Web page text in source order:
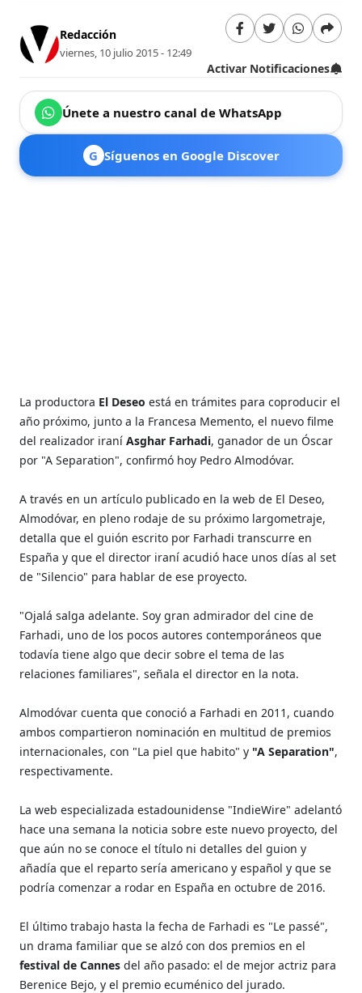
Redacción
viernes, 10 julio 2015 - 12:49
Activar Notificaciones
Únete a nuestro canal de WhatsApp
G Síguenos en Google Discover
La productora El Deseo está en trámites para coproducir el
año próximo, junto a la Francesa Memento, el nuevo filme
del realizador iraníAsghar Farhadi, ganador de un Óscar
por "A Separation", confirmó hoy Pedro Almodóvar.
A través en un artículo publicado en la web de El Deseo,
Almodóvar, en pleno rodaje de su próximo largometraje,
detalla que el guión escrito por Farhadi transcurre en
España y que el director iraní acudió hace unos días al set
de "Silencio" para hablar de ese proyecto.
"Ojalá salga adelante. Soy gran admirador del cine de
Farhadi, uno de los pocos autores contemporáneos que
todavía tiene algo que decir sobre el tema de las
relaciones familiares", señala el director en la nota.
Almodóvar cuenta que conoció a Farhadi en 2011, cuando
ambos compartieron nominación en multitud de premios
internacionales, con "La piel que habito" y "A Separation",
respectivamente.
La web especializada estadounidense "IndieWire" adelantó
hace una semana la noticia sobre este nuevo proyecto, del
que aún no se conoce el título ni detalles del guion y
añadía que el reparto sería americano y español y que se
podría comenzar a rodar en España en octubre de 2016.
El último trabajo hasta la fecha de Farhadi es "Le passé",
un drama familiar que se alzó con dos premios en el
festival de Cannesdel año pasado: el de mejor actriz para
Berenice Bejo, y el premio ecuménico del jurado.